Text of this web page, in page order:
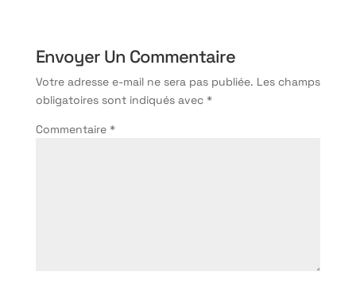
Envoyer Un Commentaire
Votre adresse e-mail ne sera pas publiée. Les champs
obligatoires sont indiqués avec *
Commentaire *